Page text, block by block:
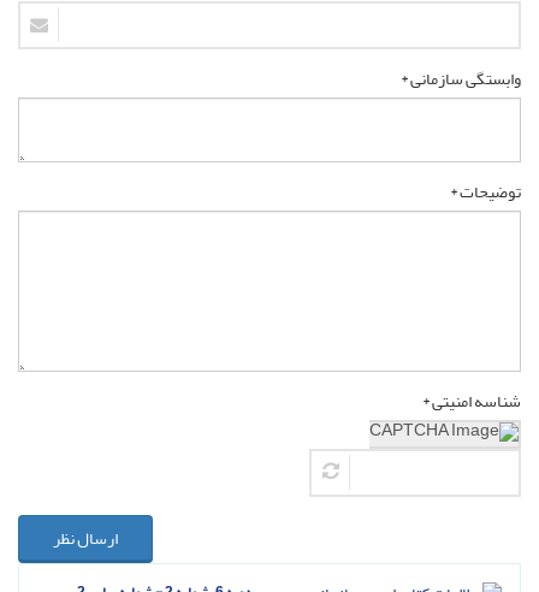
وابستگی سازمانی *
توضیحات *
شناسه امنیتی *
ارسال نظر